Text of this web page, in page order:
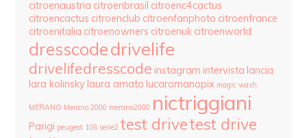
citroenaustria citroenbrasil citroenc4cactus
citroencactus citroenclub citroenfanphoto citroenfrance
citroenitalia citroenowners citroenuk citroenworld
dresscodedrivelife
drivelifedresscode instagram intervista lancia
lara kolinsky laura amato lucaromanopix magic wash
MERANO Merano 2000 merano2000 nictriggiani
Parigi peugeot 108 serie2 test drivetest drive